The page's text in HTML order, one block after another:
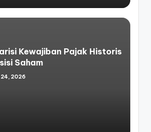
Kewajiban Pajak Historis
Saham
24, 2026